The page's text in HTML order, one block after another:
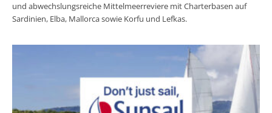
und abwechslungsreiche Mittelmeerreviere mit Charterbasen auf
Sardinien, Elba, Mallorca sowie Korfu und Lefkas.